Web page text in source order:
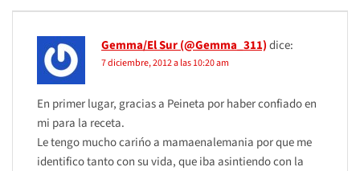
Gemma/El Sur (@Gemma_311)dice:
7 diciembre, 2012 a las 10:20 am
En primer lugar, gracias a Peineta por haber confiado en
mi para la receta.
Le tengo mucho carińo a mamaenalemania por que me
identifico tanto con su vida, que iba asintiendo con la